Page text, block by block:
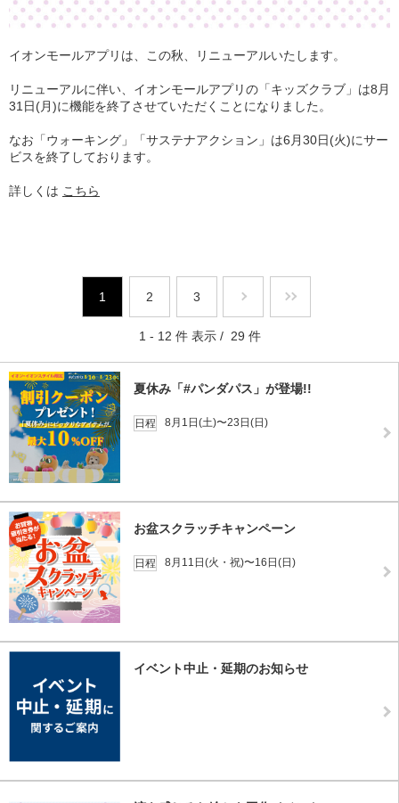
イオンモールアプリは、この秋、リニューアルいたします。
リニューアルに伴い、イオンモールアプリの「キッズクラブ」は8月
31日(月)に機能を終了させていただくことになりました。
なお「ウォーキング」「サステナアクション」は6月30日(火)にサー
ビスを終了しております。
詳しくは こちら
1 2 3
1 - 12 件 表示 / 29 件
夏休み「#パンダパス」が登場!!
日程 8月1日(土)〜23日(日)
お盆スクラッチキャンペーン
日程 8月11日(火・祝)〜16日(日)
イベント中止・延期のお知らせ